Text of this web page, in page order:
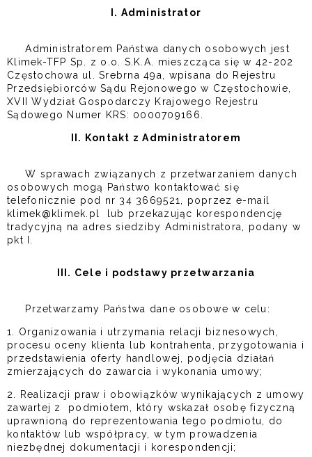
I. Administrator
Administratorem Państwa danych osobowych jest
Klimek-TFP Sp. z o.o. S.K.A. mieszcząca się w 42-202
Częstochowa ul. Srebrna 49a, wpisana do Rejestru
Przedsiębiorców Sądu Rejonowego w Częstochowie,
XVII Wydział Gospodarczy Krajowego Rejestru
Sądowego Numer KRS: 0000709166.
II. Kontakt z Administratorem
W sprawach związanych z przetwarzaniem danych
osobowych mogą Państwo kontaktować się
telefonicznie pod nr 34 3669521, poprzez e-mail
klimek@klimek.pl lub przekazując korespondencję
tradycyjną na adres siedziby Administratora, podany w
pkt I.
III. Cele i podstawy przetwarzania
Przetwarzamy Państwa dane osobowe w celu:
1. Organizowania i utrzymania relacji biznesowych,
procesu oceny klienta lub kontrahenta, przygotowania i
przedstawienia oferty handlowej, podjęcia działań
zmierzających do zawarcia i wykonania umowy;
2. Realizacji ­­praw i obowiązków wynikających z umowy
zawartej z podmiotem, który wskazał osobę fizyczną
uprawnioną do reprezentowania tego podmiotu, do
kontaktów lub współpracy, w tym prowadzenia
niezbędnej dokumentacji i korespondencji;